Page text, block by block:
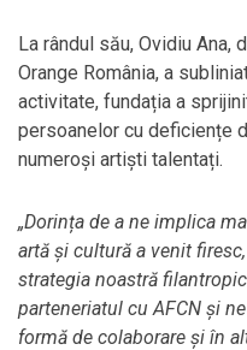
La rândul său, Ovidiu Ana,
Orange România, a
activitate, fundația a
persoanelor cu deficiențe
numeroși artiști talentați.
„Dorința de a ne implica
artă și cultură a venit
strategia noastră
parteneriatul cu AFCN și
formă de colaborare și în